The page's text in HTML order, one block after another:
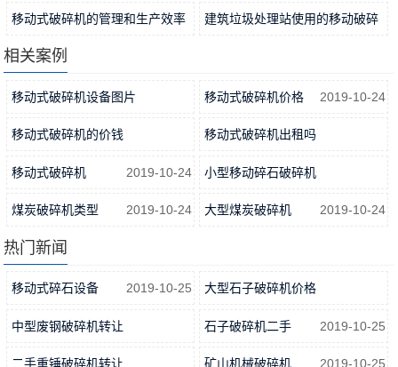
2022-09-18 优势？ 2022-09-16
移动式破碎机的管理和生产效率 建筑垃圾处理站使用的移动破碎
相关案例
移动式破碎机设备图片 移动式破碎机价格 2019-10-24
移动式破碎机的价钱
2019-10-24
移动式破碎机出租吗
移动式破碎机 2019-10-24 小型移动碎石破碎机
2019-10-24
煤炭破碎机类型 2019-10-24 大型煤炭破碎机 2019-10-24
热门新闻
移动式碎石设备 2019-10-25 大型石子破碎机价格
2019-10-25
中型废钢破碎机转让 石子破碎机二手 2019-10-25
二手重锤破碎机转让 矿山机械破碎机 2019-10-25